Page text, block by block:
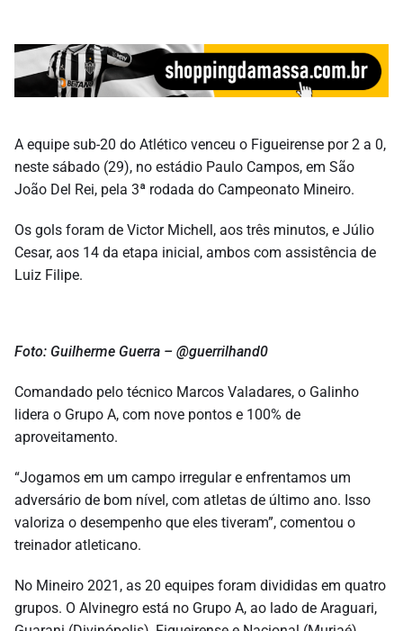
A equipe sub-20 do Atlético venceu o Figueirense por 2 a 0,
neste sábado (29), no estádio Paulo Campos, em São
João Del Rei, pela 3ª rodada do Campeonato Mineiro.
Os gols foram de Victor Michell, aos três minutos, e Júlio
Cesar, aos 14 da etapa inicial, ambos com assistência de
Luiz Filipe.
Foto: Guilherme Guerra – @guerrilhand0
Comandado pelo técnico Marcos Valadares, o Galinho
lidera o Grupo A, com nove pontos e 100% de
aproveitamento.
“Jogamos em um campo irregular e enfrentamos um
adversário de bom nível, com atletas de último ano. Isso
valoriza o desempenho que eles tiveram”, comentou o
treinador atleticano.
No Mineiro 2021, as 20 equipes foram divididas em quatro
grupos. O Alvinegro está no Grupo A, ao lado de Araguari,